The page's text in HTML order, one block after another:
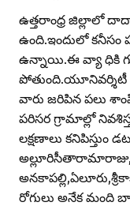
ఉత్తరాంధ్ర జిల్లాలో
ఉంది.ఇందులో కనీసం
ఉన్నాయి.ఈ వ్యా ధికి
వారు జరిపిన పలు
పరిసర గ్రామాల్లో
లక్షణాలు కనిపిస్తుం
రోగులు అనేక మంది